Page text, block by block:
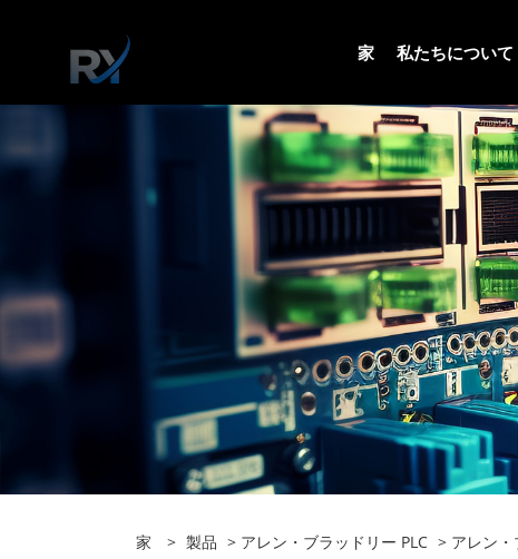
家 私たちについて
家 > 製品 > アレン・ブラッドリー PLC > アレン